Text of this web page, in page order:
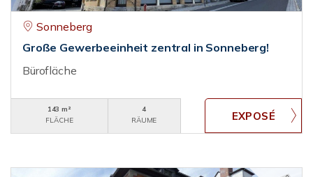
Sonneberg
Große Gewerbeeinheit zentral in Sonneberg!
Bürofläche
143 m²
FLÄCHE
4
RÄUME